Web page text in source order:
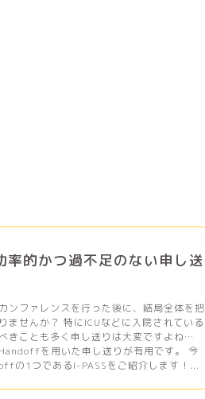
率的かつ過不足のない申し送
ンファレンスを行った後に、結局全体を把
ませんか？ 特にICUなどに入院されている
きことも多く申し送りは大変ですよね…
を用いた申し送りが有用です。 今
の1つであるI-PASSをご紹介します！...